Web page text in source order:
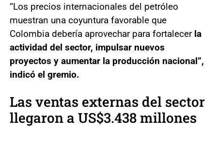
“Los precios internacionales del petróleo
muestran una coyuntura favorable que
Colombia debería aprovechar para fortalecer la
actividad del sector, impulsar nuevos
proyectos y aumentar la producción nacional”,
indicó el gremio.
Las ventas externas del sector
llegaron a US$3.438 millones